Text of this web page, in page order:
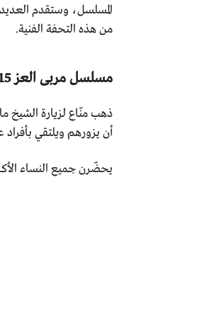
من هذه التحفة الفنية.
مسلسل مربى العز 15 موقع بريستيج
ذهب منّاع لزيارة الشيخ
أن يزورهم ويلتقي بأفراد
يحضّرن جميع النساء